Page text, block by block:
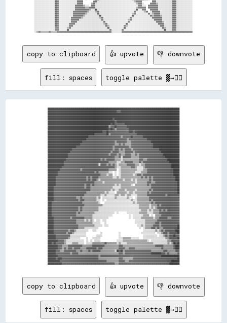
░░░░░░░░░░░░░░░░░░░░██▓▓░░░░░░░░░░░░░░░░░░▓▓▓▓▓▓          ▓▓▓▓░░░░░░░░░░░░░░░░░░░░░░░░░░░░░░░░░░░░▒▒▓▓▓▓▓▓          ▓▓▓▓░░░░░░░░░░░░░░░░▓▓▓▓░░░░░░░░░░░░░░░░
░░░░░░░░░░░░░░░░░░░░██▓▓░░░░░░░░░░░░░░░░░░▓▓▓▓▓▓        ▒▒▓▓░░░░░░░░░░░░░░░░░░░░░░░░░░░░░░░░░░░░░░░░▒▒▓▓▓▓░░      ▓▓▓▓▓▓▒▒░░░░░░░░░░░░░░▓▓▓▓░░░░░░░░░░░░░░░░
░░░░░░░░░░░░░░░░░░░░██▓▓░░░░░░░░░░░░░░░░▓▓▓▓▓▓▓▓▒▒░░░░  ▓▓▓▓░░░░░░░░░░░░░░░░░░░░░░░░░░░░░░░░░░░░░░░░░░▓▓▓▓░░░░  ▓▓▓▓▓▓▓▓▓▓░░░░░░░░░░░░░░▓▓▓▓░░░░░░░░░░░░░░░░
░░░░░░░░░░░░░░░░░░░░██▓▓░░░░░░░░░░░░░░░░▓▓▓▓▓▓▓▓▓▓▒▒▒▒▓▓▓▓▓▓░░░░░░░░░░░░░░░░░░░░░░░░░░░░░░░░░░░░░░░░▒▒▓▓▓▓▓▓▓▓  ▓▓▓▓▓▓▓▓▓▓░░░░░░░░░░░░░░▓▓▓▓░░░░░░░░░░░░░░░░
░░░░░░░░░░░░░░░░░░░░██▓▓░░░░░░░░░░░░░░░░▓▓▓▓▓▓▓▓▓▓▓▓▓▓▒▒░░░░██░░░░░░░░░░░░░░░░░░░░░░░░░░░░░░░░░░░░░░██░░░░▓▓▓▓    ▓▓▓▓▓▓▓▓░░░░░░░░░░░░░░▓▓▓▓░░░░░░░░░░░░░░░░
░░░░░░░░░░░░░░░░░░░░██▓▓░░░░░░░░░░░░░░▓▓▓▓▓▓▓▓▓▓▓▓▓▓▒▒░░░░░░▒▒▓▓░░░░░░░░░░░░░░░░░░░░░░░░░░░░░░░░░░▓▓░░░░░░░░▒▒▓▓  ░░▓▓▓▓▓▓▓▓░░░░░░░░░░░░▓▓▓▓░░░░░░░░░░░░░░░░
░░░░░░░░░░░░░░░░░░░░██▓▓░░░░░░░░░░░░░░▓▓▓▓▓▓▓▓▓▓▓▓▒▒░░░░░░░░░░▓▓░░░░░░░░░░░░░░░░░░░░░░░░░░░░░░░░▒▒▓▓░░░░░░░░░░░░▓▓░░▒▒▓▓▓▓▓▓░░░░░░░░░░░░▓▓▓▓░░░░░░░░░░░░░░░░
░░░░░░░░░░░░░░░░░░░░██▓▓░░░░░░░░░░░░░░▓▓▓▓▓▓▓▓▓▓▒▒░░░░░░░░░░░░░░██░░░░░░░░░░░░░░░░░░░░░░░░░░░░░░██░░░░░░░░░░░░░░░░▓▓▒▒▓▓▓▓▓▓▒▒░░░░░░░░░░▓▓▓▓░░░░░░░░░░░░░░░░
░░░░░░░░░░░░░░░░░░░░██▓▓░░░░░░░░░░░░▓▓▓▓▓▓▓▓▓▓▒▒░░░░░░░░░░░░░░░░▒▒▓▓░░░░░░░░░░░░░░░░░░░░░░░░░░▓▓░░░░░░░░░░░░░░░░░░░░▓▓▓▓▓▓▓▓▓▓░░░░░░░░░░▓▓▓▓░░░░░░░░░░░░░░░░
░░░░░░░░░░░░░░░░░░░░██▓▓░░░░░░░░░░░░▓▓▓▓▓▓▓▓░░░░░░░░░░░░░░░░░░░░░░▓▓░░░░░░░░░░░░░░░░░░░░░░░░▒▒▓▓░░░░░░░░░░░░░░░░░░░░░░▓▓▓▓▓▓▓▓░░░░░░░░░░▓▓▓▓░░░░░░░░░░░░░░░░
░░░░░░░░░░░░░░░░░░░░██▓▓░░░░░░░░░░░░▓▓▓▓▓▓░░░░░░░░░░░░░░░░░░░░░░░░░░▓▓░░░░░░░░░░░░░░░░░░░░░░▓▓░░░░░░░░░░░░░░░░░░░░░░░░░░▓▓▓▓▓▓▒▒░░░░░░░░▓▓▓▓░░░░░░░░░░░░░░░░
░░░░░░░░░░░░░░░░░░░░██▓▓░░░░░░░░░░▓▓▓▓▓▓░░░░░░░░░░░░░░░░░░░░░░░░░░░░▒▒▓▓░░░░░░░░░░░░░░░░░░██░░░░░░░░░░░░░░░░░░░░░░░░░░░░░░▓▓▓▓▓▓░░░░░░░░▓▓▓▓░░░░░░░░░░░░░░░░
░░░░░░░░░░░░░░░░░░░░██▓▓░░░░░░░░░░▓▓▓▓░░░░░░░░░░░░░░░░░░░░░░░░░░░░░░░░▓▓▒▒░░░░░░░░░░░░░░▓▓▒▒░░░░░░░░░░░░░░░░░░░░░░░░░░░░░░░░▓▓▓▓░░░░░░░░▓▓▓▓░░░░░░░░░░░░░░░░
░░░░░░░░░░░░░░░░░░░░▓▓▓▓░░░░░░░░▒▒▓▓░░░░░░░░░░░░░░░░░░░░░░░░░░░░░░░░░░░░██░░░░░░░░░░░░░░██░░░░░░░░░░░░░░░░░░░░░░░░░░░░░░░░░░░░▓▓▒▒░░░░░░▓▓▓▓░░░░░░░░░░░░░░░░
░░░░░░░░░░░░░░░░░░░░▓▓▓▓░░░░░░░░██░░░░░░░░░░░░░░░░░░░░░░░░░░░░░░░░░░░░░░░░▓▓░░░░░░░░░░▓▓░░░░░░░░░░░░░░░░░░░░░░░░░░░░░░░░░░░░░░░░██░░░░░░▓▓▓▓░░░░░░░░░░░░░░░░
copy to clipboard 👍 upvote 👎 downvote
fill: spaces toggle palette ▓→✊🏽
██████████████████████████████████████████████████████████████████████████████████████████████████████████████████████████████████
████████████████████████████████████████████████████████████████████▓▓▓▓██████████████████████████████████████████████████████████
██████████████████████████████████████████████████████████████████████████████████████████████████████████████████████████████████
██████████████████████████████████████████████████████████████████████████████████████████████████████████████████████████████████
████████████████████████████████████████████████████████████████▓▓████████████████████████████████████████████████████████████████
██████████████████████████████████████████████████████████████████▓▓██████████████████████████████████████████████████████████████
██████████████████████████████████████████████████████████████▓▓██▓▓▓▓▓▓▓▓▓▓██████████████████████████████████████████████████████
████████████████████████████████████████████████████████████▒▒▓▓▓▓██▓▓▓▓▓▓▓▓▓▓████████████████████████████████████████████████████
████████████████████████████████████████████████████████████▓▓██▓▓▒▒▓▓▓▓▓▓▓▓▓▓▓▓██████████████████████████████████████████████████
██████████████████████████████████████████████████████▓▓▓▓██▓▓▓▓▓▓▓▓▓▓▓▓▓▓▓▓▓▓▓▓████▓▓████████████████████████████████████████████
██████████████████████████████████████████████▓▓▓▓▓▓▓▓▓▓▓▓██▒▒▓▓▓▓▓▓▓▓▓▓▓▓▓▓▓▓▓▓▓▓▓▓▓▓▓▓██████████████████████████████████████████
████████████████████████████████████████▓▓▓▓▓▓▓▓▓▓▓▓▓▓▓▓▓▓▓▓▓▓▓▓▓▓▓▓▓▓▓▓▒▒▓▓▓▓▓▓▓▓██▓▓▓▓▓▓▓▓▓▓████████████████████████████████████
██████████████████████████████████████▓▓▓▓▓▓▓▓▓▓▓▓▓▓▓▓▓▓▓▓▓▓▓▓▓▓▓▓▓▓▓▓▓▓▓▓▓▓▓▓▒▒▓▓▓▓▓▓▓▓▓▓▓▓▓▓▓▓▓▓████████████████████████████████
██████████████████████████████████▓▓▓▓▓▓▓▓▓▓▓▓▓▓▓▓▓▓▓▓▓▓▓▓▓▓▓▓▓▓▓▓▒▒▓▓▓▓▓▓▓▓▓▓▒▒▒▒▓▓▓▓▓▓▓▓▓▓▓▓▓▓▓▓▓▓▓▓████████████████████████████
████████████████████████████████▓▓▓▓▓▓▓▓▓▓▓▓▓▓▓▓▓▓▓▓▓▓▓▓▓▓▓▓▓▓▓▓▓▓▒▒▒▒▓▓▒▒▓▓▒▒▒▒▒▒▓▓▓▓▓▓▓▓▓▓▓▓▓▓▓▓▓▓▓▓▓▓██████████████████████████
████████████████████████████▓▓▓▓▓▓▓▓▓▓▓▓▓▓▓▓▓▓▓▓▓▓▓▓▓▓▓▓▓▓▓▓▓▓▓▓▒▒▓▓▓▓▓▓▓▓▓▓▓▓▓▓▒▒▓▓▓▓▓▓▓▓▓▓▓▓▓▓▓▓▓▓▓▓▓▓██████████████████████████
████████████████████████▓▓▓▓▓▓▓▓▓▓▓▓▓▓▓▓▓▓▓▓▓▓▓▓▓▓▓▓▓▓▓▓▓▓▓▓▓▓▓▓▒▒▓▓▓▓▒▒▓▓▒▒▓▓▓▓▓▓▒▒▓▓▓▓▓▓▓▓▓▓▓▓▓▓▓▓▓▓▓▓▓▓▓▓▓▓████████████████████
██████████████████████▓▓▓▓▓▓▓▓▓▓▓▓▓▓▓▓▓▓▓▓▓▓▓▓▓▓▓▓▓▓▓▓▓▓▓▓▓▓▓▓▒▒▓▓▓▓▓▓▒▒▒▒▒▒▓▓▓▓▓▓▓▓▒▒▓▓▓▓▓▓▓▓▓▓▓▓▓▓▓▓▓▓▓▓▓▓▓▓▓▓██████████████████
████████████████████▓▓▓▓▓▓▓▓▓▓▓▓▓▓▓▓▓▓▓▓▓▓▓▓▓▓▓▓▓▓▓▓▓▓▓▓▓▓▓▓▒▒▓▓▓▓▓▓▒▒▓▓▒▒▒▒▓▓▓▓▓▓▒▒▒▒▓▓▒▒▓▓▓▓▓▓▓▓▓▓▓▓▓▓▓▓▓▓▓▓▓▓▓▓████████████████
████████████████████▓▓▓▓▓▓▓▓▓▓▓▓▓▓▓▓▓▓▓▓▓▓▓▓▓▓▓▓▓▓▓▓▓▓▓▓▓▓▓▓▓▓▓▓▓▓▒▒▒▒▓▓░░▓▓▓▓▓▓▓▓▒▒▒▒▒▒▒▒▓▓▓▓▓▓▓▓▓▓▓▓▓▓▓▓▓▓▓▓▓▓▓▓▓▓██████████████
██████████████████▓▓▓▓▓▓▓▓▓▓▓▓▓▓▓▓▓▓▓▓▓▓▓▓▓▓▓▓▓▓▓▓▓▓▒▒▓▓▒▒▓▓▓▓▓▓▓▓▒▒▒▒▒▒░░▒▒▒▒▒▒▒▒▒▒▒▒▒▒▒▒▓▓▓▓▒▒▒▒▓▓▓▓▓▓▓▓▓▓▓▓▓▓▓▓▓▓▓▓████████████
████████████████▓▓▓▓▓▓▓▓▓▓▓▓▓▓▓▓▓▓▓▓▓▓▓▓▓▓▓▓▓▓▓▓▓▓▓▓▓▓▓▓▓▓▓▓▒▒▒▒▒▒▒▒░░░░▒▒▒▒▓▓▓▓▓▓▓▓▒▒▒▒▒▒▓▓▒▒▓▓▓▓▓▓▓▓▓▓▓▓▓▓▓▓▓▓▓▓▓▓▓▓▓▓██████████
████████████████▓▓▓▓▓▓▓▓▓▓▓▓▓▓▓▓▓▓▓▓▓▓▓▓▓▓▓▓▓▓▓▓▓▓░░▓▓▓▓▓▓▒▒▓▓▒▒▓▓▒▒░░▒▒▒▒▒▒▒▒▓▓▓▓▓▓▓▓▒▒▒▒░░▒▒▒▒▓▓▓▓▓▓▓▓▓▓▓▓▓▓▓▓▓▓▓▓▓▓▓▓▓▓████████
██████████████▓▓▓▓▓▓▓▓▓▓▓▓▓▓▓▓▓▓▓▓▓▓▓▓▓▓▓▓▓▓▓▓▓▓▓▓▓▓▓▓▓▓▓▓▓▓▓▓▓▓▓▓▒▒░░░░▒▒▒▒▒▒▒▒▒▒▓▓▓▓▒▒░░░░░░▒▒▓▓▓▓▓▓▓▓▓▓▓▓▓▓▓▓▓▓▓▓▓▓▓▓▓▓████████
████████████▓▓▓▓▓▓▓▓▓▓▓▓▓▓▓▓▓▓▓▓▒▒▓▓▓▓▓▓▓▓▓▓▓▓▓▓▓▓▓▓▓▓▓▓▓▓▓▓▒▒▒▒▒▒▒▒  ░░▒▒▒▒▒▒▒▒▒▒▒▒▒▒▒▒░░░░░░▒▒▒▒▓▓▓▓▓▓▓▓▓▓▓▓▓▓▓▓▓▓▓▓▓▓▓▓▓▓██████
██████████▓▓▓▓▓▓▓▓▓▓▓▓▓▓▓▓▓▓▓▓▓▓▓▓▓▓▓▓▓▓▓▓▓▓▓▓▒▒▓▓▒▒▒▒▒▒▒▒▒▒░░░░  ░░  ░░▒▒▒▒▒▒▒▒▒▒▒▒▒▒░░░░░░▒▒▒▒▒▒▓▓▓▓▓▓▓▓▓▓▓▓▓▓▓▓▓▓▓▓▓▓▓▓▓▓██████
██████████▓▓▓▓▓▓▓▓▓▓▓▓▓▓▓▓▓▓▓▓▓▓▓▓▓▓▓▓▓▓▓▓▓▓▓▓▓▓▓▓▓▓▒▒▒▒▒▒░░▒▒▒▒  ░░  ░░▒▒▒▒▒▒▒▒▒▒▒▒░░▒▒▓▓▓▓▒▒▓▓▓▓▓▓▓▓▓▓▓▓▓▓▓▓▓▓▓▓▓▓▓▓▓▓▓▓▓▓██████
████████▓▓▓▓▓▓▓▓▓▓▓▓▓▓▓▓▓▓▓▓▓▓▓▓▓▓▓▓▓▓▒▒▓▓▒▒▓▓▓▓▓▓▒▒▒▒▒▒▒▒▒▒▒▒▒▒░░░░▒▒░░▒▒▒▒▒▒▒▒▒▒▒▒▒▒▒▒▒▒▒▒▓▓▒▒▓▓▒▒▓▓▒▒▓▓▓▓▓▓▓▓▓▓▓▓▓▓▓▓▓▓▓▓▓▓████
████████▓▓▓▓▓▓▓▓▓▓▓▓▓▓▓▓▓▓▓▓▓▓▓▓▓▓▓▓▓▓▒▒▓▓▒▒▓▓▓▓▒▒░░▒▒▒▒▒▒▒▒▒▒▒▒▒▒▒▒▒▒▒▒▒▒░░▒▒▒▒▒▒░░▒▒░░▒▒▒▒▒▒▒▒▒▒▒▒▓▓▒▒▓▓▓▓▓▓▓▓▓▓▓▓▓▓▓▓▓▓▓▓▓▓████
████████▓▓▓▓▓▓▓▓▓▓▓▓▓▓▓▓▓▓▓▓▓▓▓▓▓▓▓▓▓▓▓▓▓▓▓▓▓▓▒▒▒▒▒▒▒▒░░▒▒▒▒▒▒▒▒▒▒▒▒▒▒▒▒▒▒▒▒▒▒▒▒▒▒▒▒▒▒░░▒▒▒▒▒▒▒▒▒▒▓▓▓▓▒▒▒▒▓▓▓▓▓▓▓▓▓▓▓▓▓▓▓▓▓▓▓▓▓▓██
████████▓▓▓▓▓▓▓▓▓▓▓▓▓▓▓▓▓▓▓▓▓▓▓▓▓▓▓▓▒▒▓▓▓▓▒▒▓▓▒▒▒▒▒▒▒▒▒▒▒▒▒▒▒▒▒▒▒▒░░▒▒░░▒▒▒▒▒▒▒▒▒▒░░  ▒▒▒▒▒▒▒▒▒▒▒▒▓▓▒▒▓▓▓▓▓▓▓▓▓▓▓▓▓▓▓▓▓▓▓▓▓▓▓▓▓▓██
██████▓▓▓▓▓▓▓▓▓▓▓▓▓▓▓▓▓▓▓▓▓▓▓▓▓▓▓▓▓▓▒▒▓▓▓▓▒▒▒▒▒▒▒▒▒▒▒▒▒▒▒▒▒▒▒▒▒▒░░░░░░░░▒▒▒▒▒▒▒▒▒▒▒▒▒▒▒▒▒▒▒▒▒▒▒▒▒▒▒▒▒▒▓▓▓▓▓▓▓▓▓▓▓▓▓▓▓▓▓▓▓▓▓▓▓▓▓▓██
██████▓▓▓▓▓▓▓▓▓▓▓▓▓▓▓▓▓▓▓▓▓▓▓▓▓▓▓▓▓▓▓▓▓▓▓▓▒▒▒▒▒▒▒▒▒▒▒▒▒▒▒▒▒▒▒▒░░▒▒░░░░▒▒▒▒▒▒░░▒▒▒▒▒▒▒▒░░▒▒▒▒▒▒▒▒▒▒▒▒▓▓▒▒▓▓▓▓▓▓▓▓▓▓▓▓▓▓▓▓▓▓▓▓▓▓▓▓██
██████▓▓▓▓▓▓▓▓▓▓▓▓▓▓▓▓▓▓▓▓▓▓▓▓▓▓▓▓▓▓▓▓▒▒▒▒▒▒▒▒▒▒▒▒▒▒▒▒▒▒░░▒▒░░░░░░  ▒▒▒▒▒▒▒▒▒▒░░▒▒▒▒░░▒▒▒▒▒▒▒▒▒▒▒▒▓▓▒▒▓▓▓▓▓▓▓▓▓▓▓▓▓▓▓▓▓▓▓▓▓▓▓▓▓▓██
██████▓▓▓▓▓▓▓▓▓▓▓▓▓▓▓▓▓▓▓▓▓▓▓▓▓▓▓▓▓▓▒▒▒▒▒▒▒▒▒▒▒▒▒▒▒▒░░░░▒▒░░░░░░░░▒▒▒▒░░▒▒▒▒░░▒▒▒▒░░░░░░▒▒▒▒▒▒▒▒▒▒▓▓▓▓▓▓▓▓▓▓▓▓▓▓▓▓▓▓▒▒▓▓▓▓▓▓▓▓▓▓▓▓
██████▓▓▓▓▓▓▓▓▓▓▓▓▓▓▓▓▓▓▓▓▓▓▒▒▒▒▓▓▒▒▒▒▒▒▒▒▒▒▒▒▒▒░░▒▒  ░░░░░░░░░░░░▒▒░░░░░░░░░░▒▒░░░░  ░░▒▒▒▒▒▒▒▒▒▒▒▒▓▓▓▓▓▓▓▓▓▓▓▓▓▓▓▓▓▓▓▓▓▓▓▓▓▓▓▓▓▓
██████▓▓▓▓▓▓▓▓▓▓▓▓▓▓▓▓▓▓▓▓▓▓▓▓▒▒▓▓▓▓▒▒▒▒▒▒▒▒▒▒▒▒░░░░  ░░  ░░░░░░░░░░░░░░░░░░░░░░░░▒▒░░░░▒▒▒▒▒▒▒▒▒▒▒▒▓▓▒▒▓▓▓▓▓▓▓▓▓▓▓▓▓▓▓▓▓▓▓▓▓▓▓▓▓▓
████▓▓▓▓▓▓▓▓▓▓▓▓▓▓▓▓▓▓▓▓▓▓▓▓▓▓▓▓▓▓▒▒▒▒▒▒▒▒▒▒▒▒▒▒▒▒░░    ░░░░░░░░░░░░░░░░░░░░░░░░░░░░▒▒░░▒▒▒▒▒▒▒▒▒▒▒▒▒▒▓▓▒▒▓▓▓▓▓▓▓▓▓▓▓▓▓▓▓▓▓▓▓▓▓▓▓▓
████▓▓▓▓▓▓▓▓▓▓▓▓▓▓▓▓▓▓▓▓▓▓▓▓▓▓▓▓▓▓▓▓▒▒▒▒▒▒▒▒▒▒▒▒▒▒▒▒▒▒░░░░░░░░░░░░░░░░░░░░░░░░░░░░░░░░░░░░▒▒▒▒▒▒▒▒▒▒░░▒▒▒▒▒▒▓▓▒▒▓▓▓▓▓▓▓▓▓▓▓▓▓▓▓▓▓▓
████▓▓▓▓▓▓▓▓▓▓▓▓▓▓▓▓▓▓▓▓▓▓▓▓▓▓▒▒▓▓▒▒▒▒▒▒▒▒▒▒▒▒▒▒▒▒░░░░░░░░░░░░░░░░░░░░░░░░░░░░░░░░░░░░░░░░▒▒▒▒▒▒▒▒▒▒░░▒▒░░▒▒▓▓▓▓▓▓▓▓▓▓▓▓▓▓▓▓▓▓▓▓▓▓
████▓▓▓▓▓▓▓▓▓▓▓▓▓▓▓▓▓▓▓▓▓▓▓▓▓▓▒▒▓▓▒▒▒▒▒▒▒▒▒▒▒▒▒▒▒▒░░░░░░░░░░░░░░░░░░░░░░░░░░░░░░░░░░░░░░░░░░▒▒▒▒▒▒░░▒▒░░▒▒▒▒▒▒▓▓▒▒▓▓▒▒▓▓▓▓▓▓▓▓▓▓▓▓
████▓▓▓▓▓▓▓▓▓▓▓▓▓▓▓▓▓▓▓▓▓▓▓▓▒▒▓▓▒▒▒▒▒▒▒▒▒▒▒▒▒▒░░░░░░░░░░░░░░░░░░░░  ░░        ░░░░░░░░░░░░▒▒▒▒▒▒▒▒░░░░░░▒▒▒▒▒▒▓▓▓▓▓▓▓▓▓▓▓▓▓▓▓▓▓▓▓▓
████▓▓▓▓▓▓▓▓▓▓▓▓▓▓▓▓▓▓▓▓▓▓▓▓▒▒▒▒▒▒▒▒▒▒▒▒▒▒▒▒░░░░░░░░░░░░░░░░░░░░                ░░  ░░░░░░░░░░▒▒▒▒▒▒  ░░  ▒▒▒▒▒▒▓▓▓▓▓▓▓▓▓▓▓▓▓▓▓▓▓▓
██████▓▓▓▓▓▓▓▓▓▓▓▓▓▓▓▓▒▒▓▓▓▓▓▓▓▓▓▓▓▓▒▒▒▒▒▒▒▒░░░░░░░░░░░░░░░░                    ░░  ░░░░░░░░▒▒▒▒▒▒▒▒▒▒▒▒░░▒▒▒▒▓▓▓▓▓▓▓▓▒▒▒▒▓▓▓▓▓▓▓▓
██████▓▓▓▓▓▓▓▓▓▓▓▓▓▓▓▓▓▓▓▓▓▓▒▒▒▒▒▒▒▒░░▒▒░░▒▒░░  ░░░░  ░░░░                            ░░░░░░░░░░▒▒▒▒▒▒▒▒▒▒▒▒▓▓▓▓▓▓▓▓▓▓▓▓▓▓▓▓▓▓▓▓▓▓
██████▓▓▓▓▓▓▓▓▓▓▓▓▓▓▓▓▓▓▓▓▓▓▒▒▒▒▒▒▒▒▒▒▒▒▒▒▒▒░░░░░░░░    ░░                            ░░░░░░░░░░▒▒▒▒▒▒▒▒▒▒▓▓▓▓▒▒▓▓▓▓▓▓▓▓▓▓▓▓▓▓▓▓▓▓
██████▓▓▓▓▓▓▓▓▓▓▓▓▓▓▓▓▓▓▓▓▓▓▓▓▒▒▒▒▒▒▒▒▒▒▒▒▒▒▒▒░░░░░░░░  ░░░░                            ░░░░▒▒░░▒▒▒▒▒▒▒▒▓▓▓▓▓▓▒▒▓▓▓▓▓▓▓▓▓▓▓▓▓▓▓▓██
██████▓▓▓▓▓▓▓▓▓▓▓▓▓▓▓▓▓▓▓▓▓▓▓▓▒▒▒▒▒▒░░░░░░░░░░░░░░                                        ░░  ░░▒▒▒▒▒▒▓▓▓▓▒▒▓▓▒▒▒▒▓▓▓▓▓▓▓▓▓▓▓▓▓▓██
██████▓▓▓▓▓▓▓▓▓▓▓▓▓▓▒▒▓▓▓▓▒▒░░░░░░░░░░░░    ░░░░                                              ░░░░░░░░░░░░▒▒░░▒▒▓▓▒▒▓▓▓▓▓▓▓▓▓▓████
██████▓▓▓▓▓▓▓▓▓▓▓▓▒▒▓▓▓▓▒▒░░░░░░░░░░░░              ░░                ░░                    ░░░░░░░░░░░░░░  ░░░░▒▒▓▓▓▓▒▒▓▓▓▓▓▓▓▓██
████████▓▓▓▓▓▓▓▓▓▓▓▓▓▓░░░░░░░░░░░░░░░░          ░░░░░░                ░░                      ░░░░░░░░░░░░░░  ░░░░▒▒▓▓▒▒▓▓▓▓██▓▓▓▓
████████▓▓▓▓▓▓▓▓▓▓▓▓▒▒░░░░░░░░░░      ░░    ░░░░░░░░                  ░░░░▒▒▒▒▒▒▒▒░░░░░░░░    ░░░░░░░░░░░░░░░░░░░░░░▒▒▒▒▓▓▓▓▓▓▓▓██
██████████▓▓▓▓▓▓▒▒░░░░░░░░░░░░░░░░░░  ░░  ░░  ░░░░░░                ░░░░░░▒▒▒▒▒▒▒▒▒▒▒▒▒▒▒▒▒▒▒▒▒▒▒▒░░  ░░░░░░░░░░░░░░░░▒▒▒▒▓▓▓▓▓▓▓▓
████▓▓██▓▓▓▓▓▓▓▓▒▒░░░░░░▒▒▒▒▒▒░░░░░░  ░░░░░░▒▒▒▒▒▒▒▒▒▒▒▒▓▓▒▒▒▒▒▒▒▒▒▒░░▒▒░░░░░░▒▒▒▒▒▒▒▒▒▒▒▒▒▒▒▒▒▒▒▒▒▒▒▒▒▒░░░░░░░░░░░░░░▒▒░░▒▒██▓▓██
██████████▓▓▓▓▒▒▒▒▒▒▓▓▓▓▓▓▓▓▓▓▓▓▓▓▒▒▒▒▒▒▒▒▒▒▓▓▓▓▓▓▓▓▓▓▓▓▒▒▒▒▒▒▒▒▒▒▒▒▒▒▓▓▓▓▒▒▒▒▒▒▒▒▒▒▒▒▒▒▒▒▒▒▒▒▒▒▒▒▒▒▒▒▒▒▒▒▓▓▓▓▓▓▓▓▒▒▒▒▒▒▒▒▒▒▓▓████
██████████▓▓▓▓▒▒▓▓▒▒▓▓▓▓▒▒▓▓▓▓▓▓▒▒▒▒▒▒▓▓▓▓▓▓▓▓▓▓▒▒▓▓▓▓▒▒▒▒▒▒▒▒▒▒▒▒▒▒▒▒▓▓▓▓▓▓▒▒▒▒▓▓▓▓▓▓▒▒▒▒▒▒▒▒▒▒▒▒▒▒▒▒▒▒▒▒▒▒▒▒▒▒▓▓▒▒▒▒▒▒▒▒▒▒▓▓████
████████▓▓▓▓▒▒▒▒▓▓▓▓▓▓▓▓▓▓▓▓▒▒▒▒▓▓▒▒▒▒▒▒▓▓▒▒▓▓▓▓▓▓▓▓▒▒▒▒▒▒▒▒▒▒▒▒▒▒░░██▓▓██▒▒▓▓▓▓▓▓▓▓▓▓▓▓▓▓▓▓▓▓▓▓▓▓▓▓▓▓▒▒▒▒▒▒▒▒▒▒▒▒▓▓▓▓▒▒▒▒▒▒▒▒▓▓▓▓
████████▓▓▓▓▓▓▓▓▓▓▓▓▓▓▒▒▓▓▓▓▓▓▒▒▒▒▒▒▒▒▒▒▒▒▒▒▒▒▒▒▒▒▒▒▒▒▒▒▒▒▒▒▒▒▒▒▒▒▒▒▒▒▓▓▓▓▒▒▓▓▓▓▓▓▓▓▓▓▓▓▓▓▓▓▓▓▓▓▓▓▓▓▓▓██████████▓▓▓▓▒▒▓▓▒▒▒▒▒▒▒▒▓▓
██████████▓▓▓▓▓▓▓▓▓▓▓▓▓▓▓▓▓▓▓▓▓▓▓▓▓▓▓▓▓▓▓▓▓▓▓▓▓▓▓▓▒▒▓▓▓▓▓▓▓▓▓▓▓▓▓▓▓▓▓▓▓▓▓▓▓▓▓▓▓▓▓▓▓▓▓▓▓▓▓▓▓▓▓▓▓▓▓▓▓▓▓▓▓▓▓▓▓▓▓▓▓▓██████████████████
████████▓▓████▓▓▓▓▓▓▓▓▓▓▓▓▓▓▓▓▓▓▓▓▓▓▓▓▓▓▓▓▓▓▓▓▓▓▓▓▒▒▒▒▒▒▒▒▒▒▒▒▒▒▒▒▒▒▒▒▓▓▓▓▒▒▒▒▒▒▒▒▒▒▓▓▓▓▓▓▓▓▓▓▓▓▓▓▓▓▓▓▓▓▓▓▓▓▓▓▓▓▓▓▓▓▓▓▓▓▓▓▓▓▓▓▓▓██
████████████▓▓▓▓▓▓▓▓▓▓▓▓▓▓▓▓▓▓▓▓▓▓▓▓▓▓▓▓▓▓▓▓▓▓▓▓▓▓▓▓▓▓▓▓▓▓▒▒▒▒▒▒▒▒▒▒▒▒▓▓▓▓▓▓▒▒▒▒▓▓▓▓▓▓▓▓▓▓▓▓▓▓▓▓▓▓▓▓▓▓▓▓▓▓▓▓▓▓▓▓▓▓▓▓▓▓▓▓▓▓████████
copy to clipboard 👍 upvote 👎 downvote
fill: spaces toggle palette ▓→✊🏽